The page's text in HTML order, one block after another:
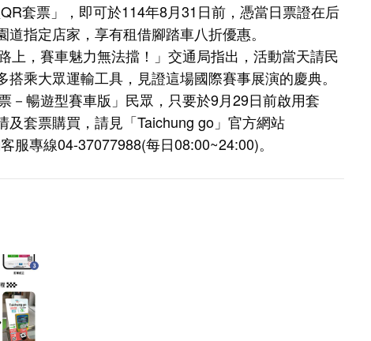
套票」，即可於114年8月31日前，憑當日票證在后
指定店家，享有租借腳踏車八折優惠。
上，賽車魅力無法擋！」交通局指出，活動當天請民
乘大眾運輸工具，見證這場國際賽事展演的慶典。
－暢遊型賽車版」民眾，只要於9月29日前啟用套
套票購買，請見「Taichung go」官方網站
服專線04-37077988(每日08:00~24:00)。